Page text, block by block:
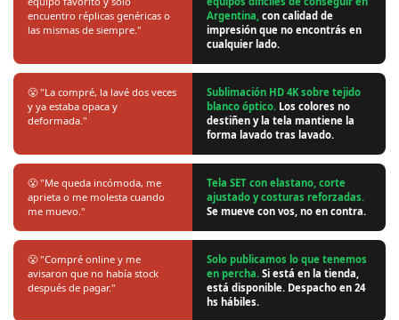
encuentro réplicas genéricas o
las mismas de siempre."
Argentina, con calidad de
impresión que no encontrás en
cualquier lado.
😤 "La compré, la lavé dos veces
y ya estaba opaca y
deformada."
Sublimación HD 4K sobre tejido
blanco óptico. Los colores no
destiñen y la tela mantiene la
forma lavado tras lavado.
😤 "Me queda incómoda, me
aprieta o me molesta cuando
me muevo."
Tela SET con elastano, corte
ajustado y costuras reforzadas.
Se mueve con vos, no en contra.
😤 "Compré online y me
avisaron que no había stock
después de pagar."
Solo publicamos lo que tenemos
en percha. Si está en la tienda,
está disponible. Despacho en 24
hs hábiles.